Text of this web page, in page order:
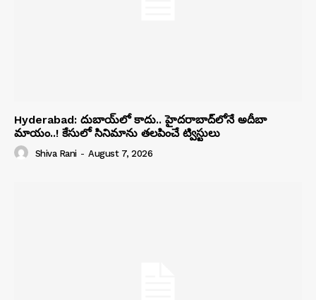
Hyderabad: దుబాయ్‌లో కాదు.. హైదరాబాద్‌లోనే అదీబా
మాయం..! కేసులో సినిమాను తలపించే ట్విస్టులు
Shiva Rani - August 7, 2026